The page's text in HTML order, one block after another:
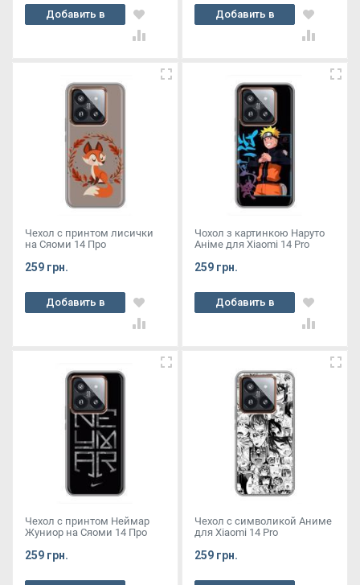
Добавить в
корзину
Добавить в
корзину
Чехол с принтом лисички
на Сяоми 14 Про
259 грн.
Добавить в
корзину
Чохол з картинкою Наруто
Аніме для Xiaomi 14 Pro
259 грн.
Добавить в
корзину
Чехол с принтом Неймар
Жуниор на Сяоми 14 Про
259 грн.
Чехол с символикой Аниме
для Xiaomi 14 Pro
259 грн.